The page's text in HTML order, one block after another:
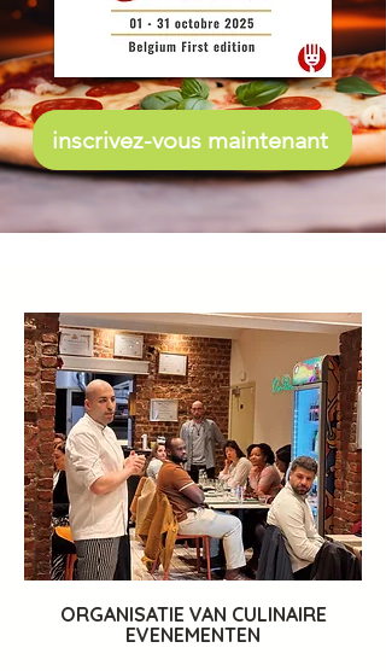
inscrivez-vous maintenant
ORGANISATIE VAN CULINAIRE
EVENEMENTEN